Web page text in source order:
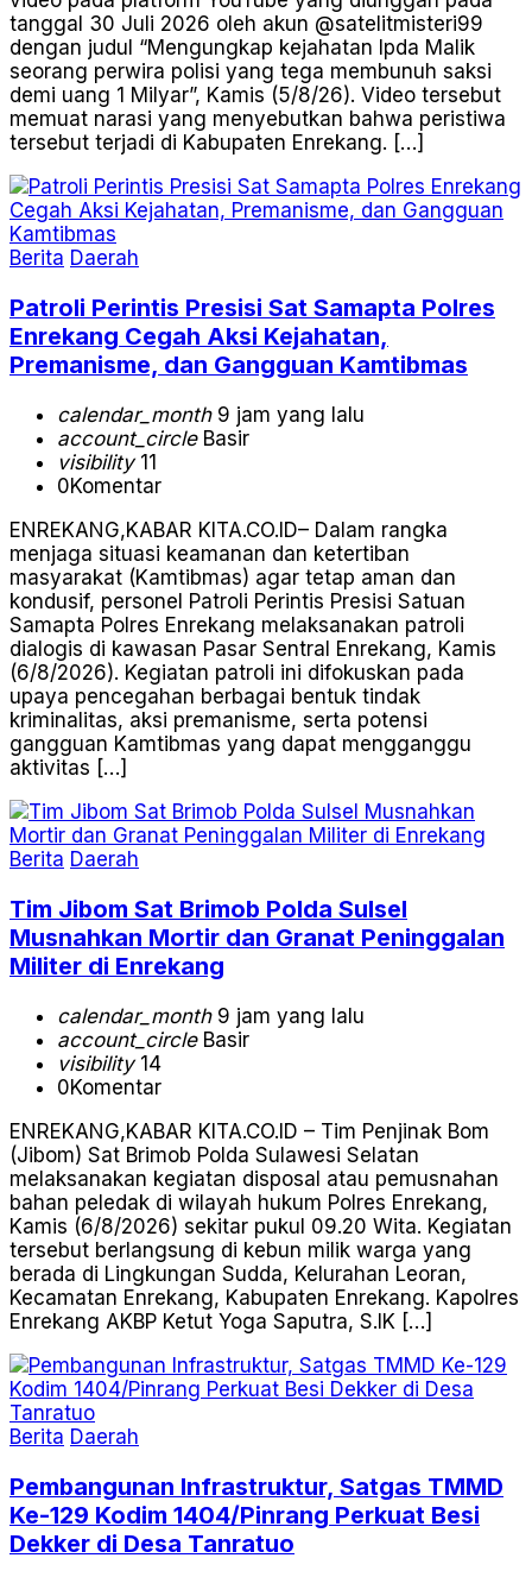
tanggal 30 Juli 2026 oleh akun @satelitmisteri99
dengan judul “Mengungkap kejahatan Ipda Malik
seorang perwira polisi yang tega membunuh saksi
demi uang 1 Milyar”, Kamis (5/8/26). Video tersebut
memuat narasi yang menyebutkan bahwa peristiwa
tersebut terjadi di Kabupaten Enrekang. […]
Berita Daerah
Patroli Perintis Presisi Sat Samapta Polres
Enrekang Cegah Aksi Kejahatan,
Premanisme, dan Gangguan Kamtibmas
calendar_month9 jam yang lalu
account_circleBasir
visibility11
0Komentar
ENREKANG,KABAR KITA.CO.ID– Dalam rangka
menjaga situasi keamanan dan ketertiban
masyarakat (Kamtibmas) agar tetap aman dan
kondusif, personel Patroli Perintis Presisi Satuan
Samapta Polres Enrekang melaksanakan patroli
dialogis di kawasan Pasar Sentral Enrekang, Kamis
(6/8/2026). Kegiatan patroli ini difokuskan pada
upaya pencegahan berbagai bentuk tindak
kriminalitas, aksi premanisme, serta potensi
gangguan Kamtibmas yang dapat mengganggu
aktivitas […]
Berita Daerah
Tim Jibom Sat Brimob Polda Sulsel
Musnahkan Mortir dan Granat Peninggalan
Militer di Enrekang
calendar_month9 jam yang lalu
account_circleBasir
visibility14
0Komentar
ENREKANG,KABAR KITA.CO.ID – Tim Penjinak Bom
(Jibom) Sat Brimob Polda Sulawesi Selatan
melaksanakan kegiatan disposal atau pemusnahan
bahan peledak di wilayah hukum Polres Enrekang,
Kamis (6/8/2026) sekitar pukul 09.20 Wita. Kegiatan
tersebut berlangsung di kebun milik warga yang
berada di Lingkungan Sudda, Kelurahan Leoran,
Kecamatan Enrekang, Kabupaten Enrekang. Kapolres
Enrekang AKBP Ketut Yoga Saputra, S.IK […]
Berita Daerah
Pembangunan Infrastruktur, Satgas TMMD
Ke-129 Kodim 1404/Pinrang Perkuat Besi
Dekker di Desa Tanratuo